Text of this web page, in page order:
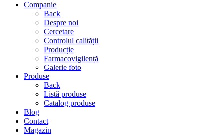
Companie
Back
Despre noi
Cercetare
Controlul calității
Producție
Farmacovigilență
Galerie foto
Produse
Back
Listă produse
Catalog produse
Blog
Contact
Magazin